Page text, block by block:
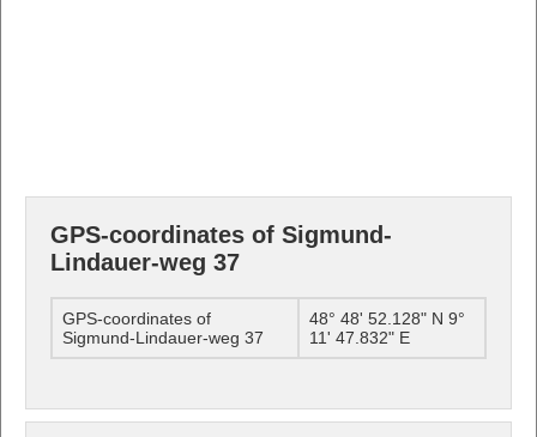
GPS-coordinates of Sigmund-
Lindauer-weg 37
GPS-coordinates of
Sigmund-Lindauer-weg 37
48° 48' 52.128" N 9°
11' 47.832" E